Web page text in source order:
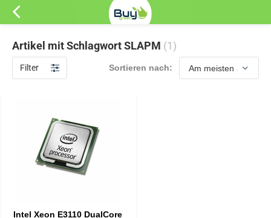
Artikel mit Schlagwort SLAPM (1)
Filter Sortieren nach:
Intel Xeon E3110 DualCore